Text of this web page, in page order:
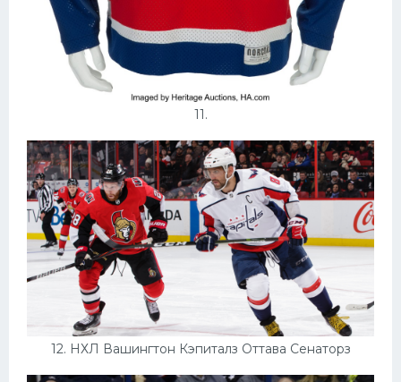
11.
12. НХЛ Вашингтон Кэпиталз Оттава Сенаторз